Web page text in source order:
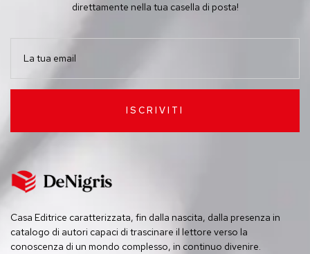
direttamente nella tua casella di posta!
ISCRIVITI
Casa Editrice caratterizzata, fin dalla nascita, dalla presenza in
catalogo di autori capaci di trascinare il lettore verso la
conoscenza di un mondo complesso, in continuo divenire.